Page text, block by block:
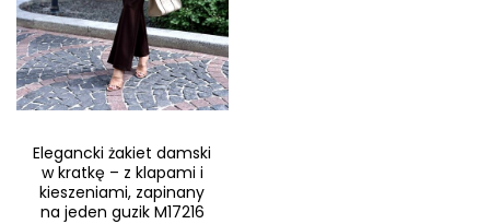
Elegancki żakiet damski
w kratkę – z klapami i
kieszeniami, zapinany
na jeden guzik M17216